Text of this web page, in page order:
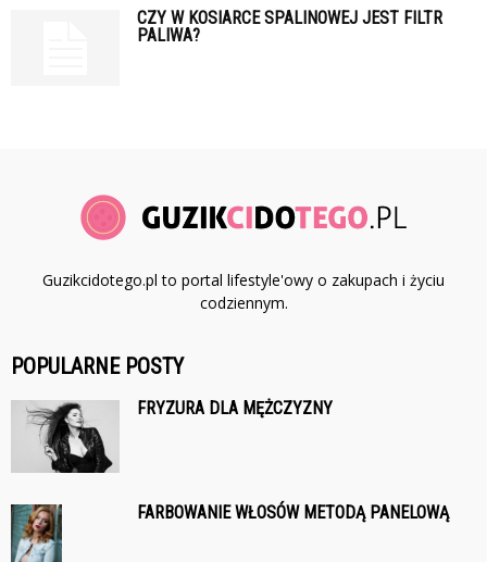
CZY W KOSIARCE SPALINOWEJ JEST FILTR
PALIWA?
Guzikcidotego.pl to portal lifestyle'owy o zakupach i życiu
codziennym.
POPULARNE POSTY
FRYZURA DLA MĘŻCZYZNY
FARBOWANIE WŁOSÓW METODĄ PANELOWĄ